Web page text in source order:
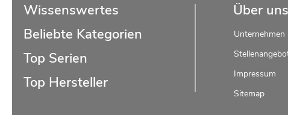
Wissenswertes
Beliebte Kategorien
Top Serien
Top Hersteller
Über uns
Unternehmen
Impressum
Sitemap